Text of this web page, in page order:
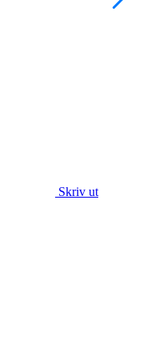
Skriv ut